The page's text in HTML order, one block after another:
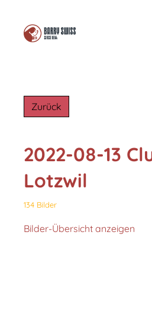
Zurück
2022-08-13
Lotzwil
134 Bilder
Bilder-Übersicht anzeigen